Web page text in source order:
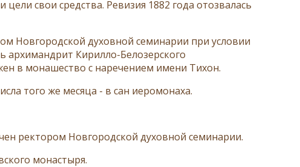
свои средства. Ревизия 1882 года отозвалась
Новгородской духовной семинарии при условии
Кирилло-Белозерского
в монашество с наречением имени Тихон.
того же месяца - в сан иеромонаха.
ректором Новгородской духовной семинарии.
монастыря.